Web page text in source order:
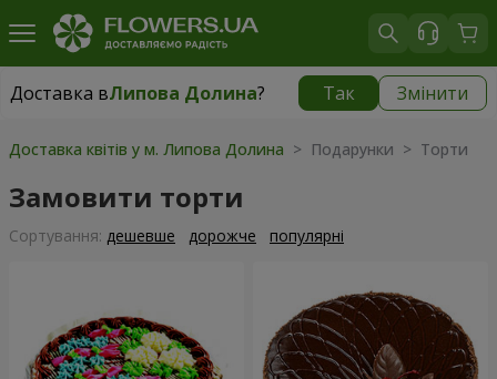
Доставка вЛипова Долина? Так Змінити
Доставка вЛипова Долина|1520 грн
Доставка квітів у м. Липова Долина > Подарунки > Торти
Замовити торти
Сортування: дешевше дорожче популярні